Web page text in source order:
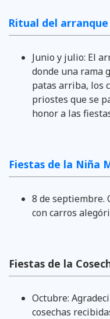
Ritual del
Junio y julio: El
donde una rama
patas arriba, los
priostes que se
honor a las
Fiestas de la Niña
8 de septiembre.
con carros
Fiestas de la
Octubre:
cosechas